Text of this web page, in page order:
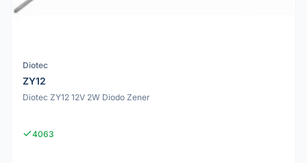
Diotec
ZY12
Diotec ZY12 12V 2W Diodo Zener
4063